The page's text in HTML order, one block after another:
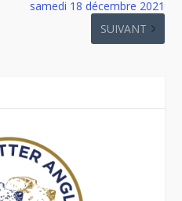
samedi 18 décembre 2021
SUIVANT